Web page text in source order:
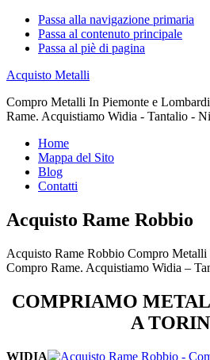
Passa alla navigazione primaria
Passa al contenuto principale
Passa al piè di pagina
Acquisto Metalli
Compro Metalli In Piemonte e
Rame. Acquistiamo Widia - Tantalio -
Home
Mappa del Sito
Blog
Contatti
Acquisto Rame Robbio
Acquisto Rame Robbio Compro Metalli
Compro Rame. Acquistiamo Widia –
COMPRIAMO
A
WIDIA